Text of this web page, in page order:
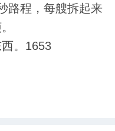
程，每艘拆起来
。1653